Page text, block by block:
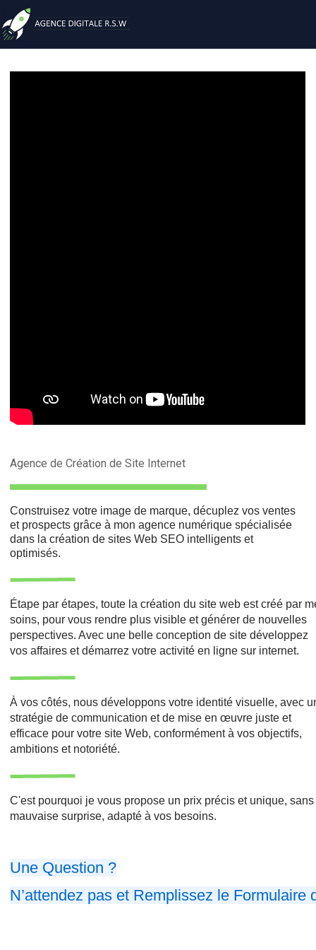
Agence de Création de Site Internet
Construisez votre image de marque, décuplez vos ventes
et prospects grâce à mon agence numérique spécialisée
dans la création de sites Web SEO intelligents et
optimisés.
Étape par étapes, toute la création du site web est créé par
soins, pour vous rendre plus visible et générer de nouvelles
perspectives. Avec une belle conception de site développez
vos affaires et démarrez votre activité en ligne sur internet.
À vos côtés, nous développons votre identité visuelle, avec
stratégie de communication et de mise en œuvre juste et
efficace pour votre site Web, conformément à vos objectifs,
ambitions et notoriété.
C'est pourquoi je vous propose un prix précis et unique, sans
mauvaise surprise, adapté à vos besoins.
Une Question ?
N’attendez pas et Remplissez le Formulaire